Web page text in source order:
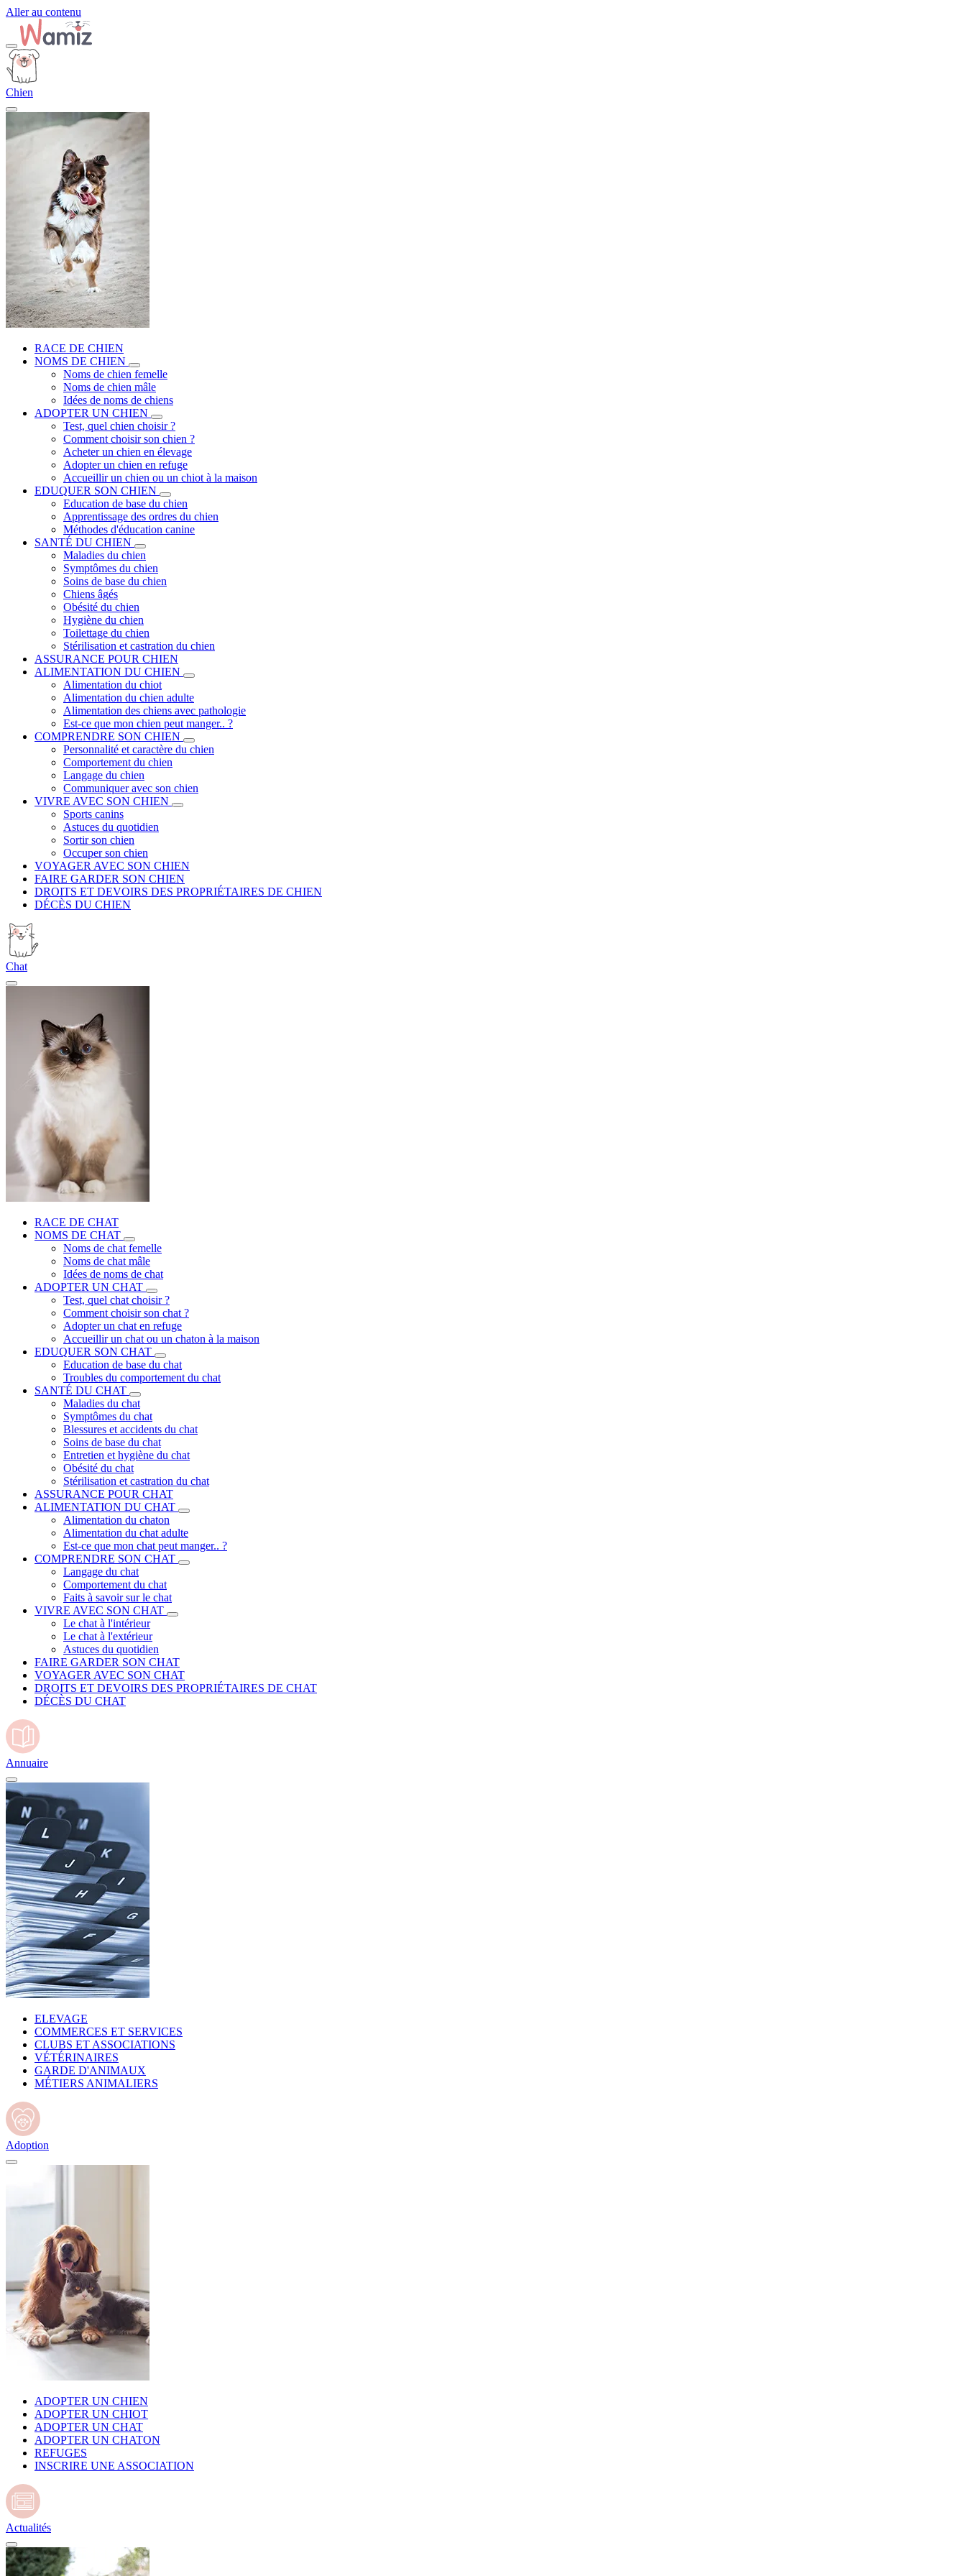
Aller au contenu
Chien
RACE DE CHIEN
NOMS DE CHIEN
Noms de chien femelle
Noms de chien mâle
Idées de noms de chiens
ADOPTER UN CHIEN
Test, quel chien choisir ?
Comment choisir son chien ?
Acheter un chien en élevage
Adopter un chien en refuge
Accueillir un chien ou un chiot à la maison
EDUQUER SON CHIEN
Education de base du chien
Apprentissage des ordres du chien
Méthodes d'éducation canine
SANTÉ DU CHIEN
Maladies du chien
Symptômes du chien
Soins de base du chien
Chiens âgés
Obésité du chien
Hygiène du chien
Toilettage du chien
Stérilisation et castration du chien
ASSURANCE POUR CHIEN
ALIMENTATION DU CHIEN
Alimentation du chiot
Alimentation du chien adulte
Alimentation des chiens avec pathologie
Est-ce que mon chien peut manger.. ?
COMPRENDRE SON CHIEN
Personnalité et caractère du chien
Comportement du chien
Langage du chien
Communiquer avec son chien
VIVRE AVEC SON CHIEN
Sports canins
Astuces du quotidien
Sortir son chien
Occuper son chien
VOYAGER AVEC SON CHIEN
FAIRE GARDER SON CHIEN
DROITS ET DEVOIRS DES PROPRIÉTAIRES DE CHIEN
DÉCÈS DU CHIEN
Chat
RACE DE CHAT
NOMS DE CHAT
Noms de chat femelle
Noms de chat mâle
Idées de noms de chat
ADOPTER UN CHAT
Test, quel chat choisir ?
Comment choisir son chat ?
Adopter un chat en refuge
Accueillir un chat ou un chaton à la maison
EDUQUER SON CHAT
Education de base du chat
Troubles du comportement du chat
SANTÉ DU CHAT
Maladies du chat
Symptômes du chat
Blessures et accidents du chat
Soins de base du chat
Entretien et hygiène du chat
Obésité du chat
Stérilisation et castration du chat
ASSURANCE POUR CHAT
ALIMENTATION DU CHAT
Alimentation du chaton
Alimentation du chat adulte
Est-ce que mon chat peut manger.. ?
COMPRENDRE SON CHAT
Langage du chat
Comportement du chat
Faits à savoir sur le chat
VIVRE AVEC SON CHAT
Le chat à l'intérieur
Le chat à l'extérieur
Astuces du quotidien
FAIRE GARDER SON CHAT
VOYAGER AVEC SON CHAT
DROITS ET DEVOIRS DES PROPRIÉTAIRES DE CHAT
DÉCÈS DU CHAT
Annuaire
ELEVAGE
COMMERCES ET SERVICES
CLUBS ET ASSOCIATIONS
VÉTÉRINAIRES
GARDE D'ANIMAUX
MÉTIERS ANIMALIERS
Adoption
ADOPTER UN CHIEN
ADOPTER UN CHIOT
ADOPTER UN CHAT
ADOPTER UN CHATON
REFUGES
INSCRIRE UNE ASSOCIATION
Actualités